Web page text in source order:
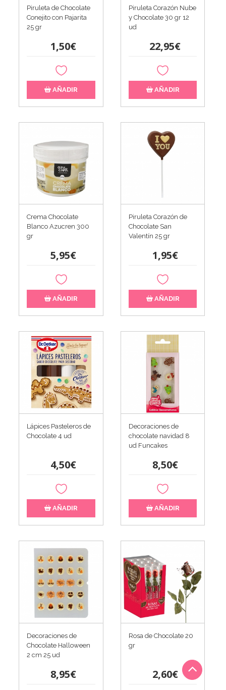
Piruleta de Chocolate
Conejito con Pajarita
25 gr
1,50€
AÑADIR
Piruleta Corazón Nube
y Chocolate 30 gr 12
ud
22,95€
AÑADIR
Crema Chocolate
Blanco Azucren 300
gr
5,95€
AÑADIR
Piruleta Corazón de
Chocolate San
Valentín 25 gr
1,95€
AÑADIR
Lápices Pasteleros de
Chocolate 4 ud
4,50€
AÑADIR
Decoraciones de
chocolate navidad 8
ud Funcakes
8,50€
AÑADIR
Decoraciones de
Chocolate Halloween
2 cm 25 ud
8,95€
Rosa de Chocolate 20
gr
2,60€